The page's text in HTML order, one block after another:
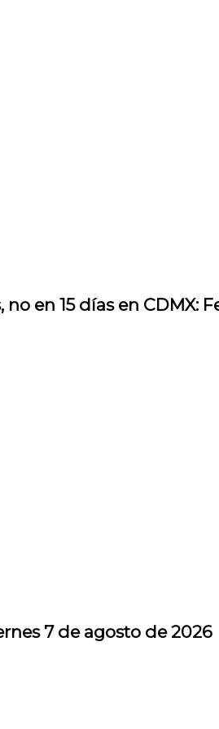
en 15 días en CDMX:
7 de agosto de 2026